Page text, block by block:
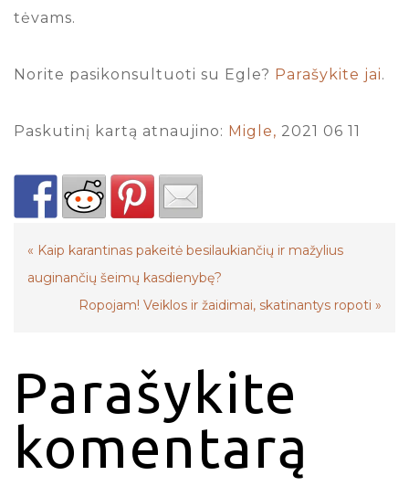
tėvams.
Norite pasikonsultuoti su Egle? Parašykite jai.
Paskutinį kartą atnaujino: Migle, 2021 06 11
« Kaip karantinas pakeitė besilaukiančių ir mažylius
auginančių šeimų kasdienybę?
Ropojam! Veiklos ir žaidimai, skatinantys ropoti »
Parašykite
komentarą